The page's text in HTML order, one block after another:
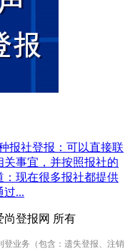
报社登报：可以直接联
事宜，并按照报社的
现在很多报社都提供
过...
尚登报网 所有
业务（包含：遗失登报、注销